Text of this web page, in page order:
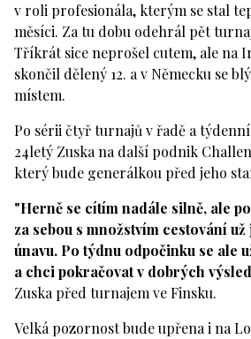
v roli profesionála, kterým se stal
měsíci. Za tu dobu odehrál pět
Tříkrát sice neprošel cutem, ale na
skončil dělený 12. a v Německu se
místem.
Po sérii čtyř turnajů v řadě a
24letý Zuska na další podnik
který bude generálkou před jeho
"Herně se cítím nadále silně, ale
za sebou s množstvím cestování
únavu. Po týdnu odpočinku se ale
a chci pokračovat v dobrých
Zuska před turnajem ve Finsku.
Velká pozornost bude upřena i na